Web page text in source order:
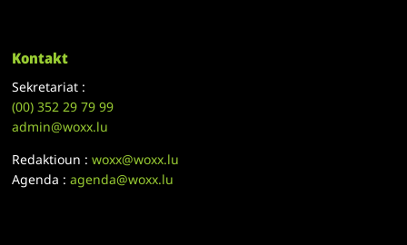
Kontakt
Sekretariat :
(00)352 29 79 99
admin@woxx.lu
Redaktioun :woxx@woxx.lu
Agenda :agenda@woxx.lu